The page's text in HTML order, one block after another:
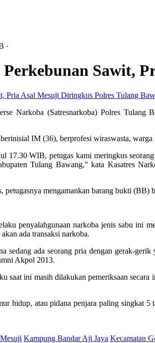
·
Sawit,
Narkoba (Satresnarkoba) Polres
IM (36), berprofesi wiraswasta,
17.30 WIB, petugas kami meringkus
Tulang Bawang,” kata Kasatres
mengamankan barang bukti
penyalahgunaan narkoba jenis sabu
ada transaksi narkoba.
sedang ada seorang pria dengan gerak-
Akpol 2013.
saat ini masih dilakukan pemeriksaan
hidup, atau pidana penjara paling
Kampung Bandar Aji Jaya Kecamatan